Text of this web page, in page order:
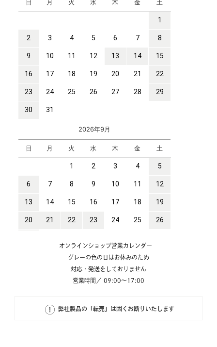
オンラインショップ営業カレンダー
グレーの色の日はお休みのため
対応・発送をしておりません
営業時間／ 09:00～17:00
弊社製品の「転売」は固くお断りいたします